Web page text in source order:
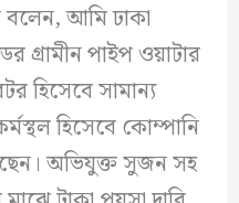
বলেন, আমি ঢাকা
গ্রামীন পাইপ ওয়াটার
হিসেবে সামান্য
হিসেবে কোম্পানি
অভিযুক্ত সুজন সহ